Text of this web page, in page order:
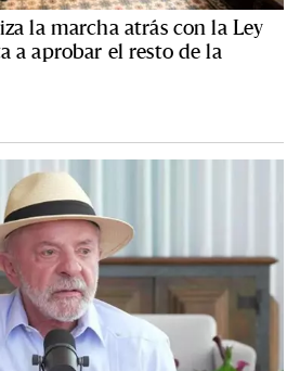
la marcha atrás con la Ley
a aprobar el resto de la